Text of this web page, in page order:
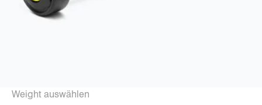
Weight auswählen